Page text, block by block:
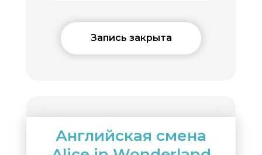
Запись закрыта
Английская смена